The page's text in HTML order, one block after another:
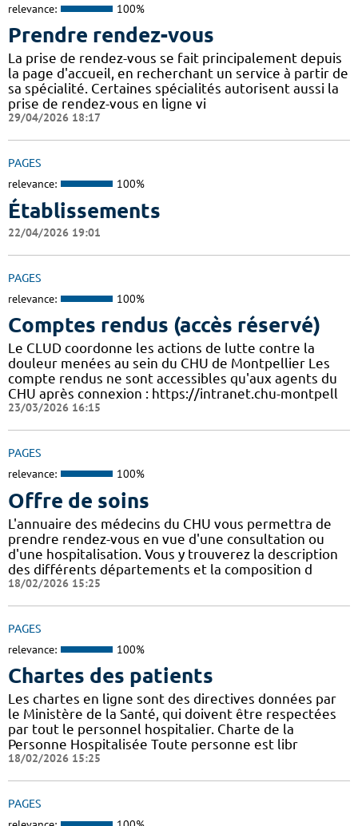
relevance: 100%
Prendre rendez-vous
La prise de rendez-vous se fait principalement depuis
la page d'accueil, en recherchant un service à partir de
sa spécialité. Certaines spécialités autorisent aussi la
prise de rendez-vous en ligne vi
29/04/2026 18:17
PAGES
relevance: 100%
Établissements
22/04/2026 19:01
PAGES
relevance: 100%
Comptes rendus (accès réservé)
Le CLUD coordonne les actions de lutte contre la
douleur menées au sein du CHU de Montpellier Les
compte rendus ne sont accessibles qu'aux agents du
CHU après connexion : https://intranet.chu-montpell
23/03/2026 16:15
PAGES
relevance: 100%
Offre de soins
L'annuaire des médecins du CHU vous permettra de
prendre rendez-vous en vue d'une consultation ou
d'une hospitalisation. Vous y trouverez la description
des différents départements et la composition d
18/02/2026 15:25
PAGES
relevance: 100%
Chartes des patients
Les chartes en ligne sont des directives données par
le Ministère de la Santé, qui doivent être respectées
par tout le personnel hospitalier. Charte de la
Personne Hospitalisée Toute personne est libr
18/02/2026 15:25
PAGES